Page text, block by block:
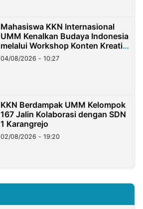
Mahasiswa KKN Internasional
UMM Kenalkan Budaya Indonesia
melalui Workshop Konten Kreatif
di Taiwan
04/08/2026 - 10:27
KKN Berdampak UMM Kelompok
167 Jalin Kolaborasi dengan SDN
1 Karangrejo
02/08/2026 - 19:20